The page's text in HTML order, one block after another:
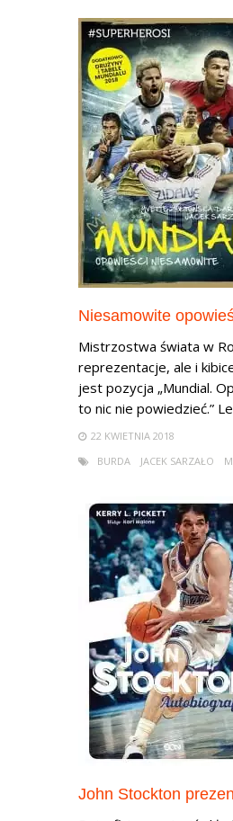
Niesamowite
Mistrzostwa świata w
reprezentacje, ale i
jest pozycja „Mundial.
to nic nie powiedzieć.”
22 KWIETNIA 2018
BURDA
JACEK SARZAŁO
John Stockton